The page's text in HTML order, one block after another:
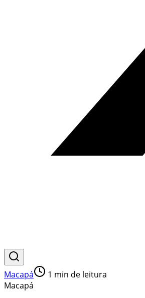
Macapá 1 min de leitura
Macapá